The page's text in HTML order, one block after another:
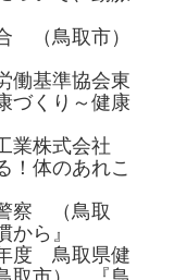
鳥取市）
基準協会東
づくり～健康
株式会社
！体のあれこ
（鳥取
ら』
鳥取県健